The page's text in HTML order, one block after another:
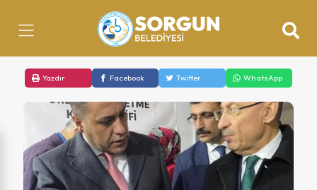
Yazdır Facebook Twitter WhatsApp